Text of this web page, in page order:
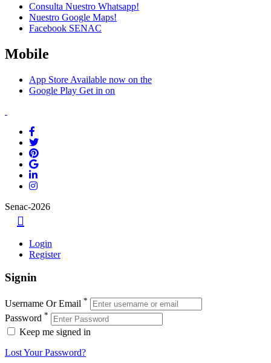
Consulta Nuestro Whatsapp!
Nuestro Google Maps!
Facebook SENAC
Mobile
App Store Available now on the
Google Play Get in on
Senac-2026
Login
Register
Signin
Username Or Email *
Password *
Keep me signed in
Lost Your Password?